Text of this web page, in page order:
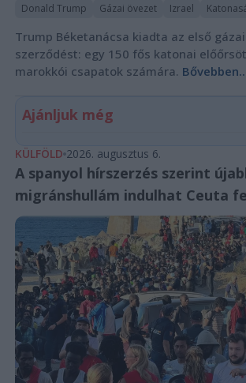
Donald Trump Gázai övezet Izrael
Trump Béketanácsa kiadta az első
szerződést: egy 150 fős katonai
marokkói csapatok számára.
Ajánljuk még
KÜLFÖLD 2026. augusztus 6.
A spanyol hírszerzés szerint
migránshullám indulhat Ceuta